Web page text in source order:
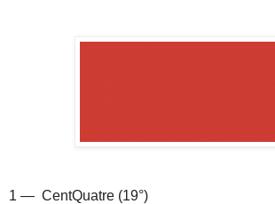
1 — CentQuatre (19°)